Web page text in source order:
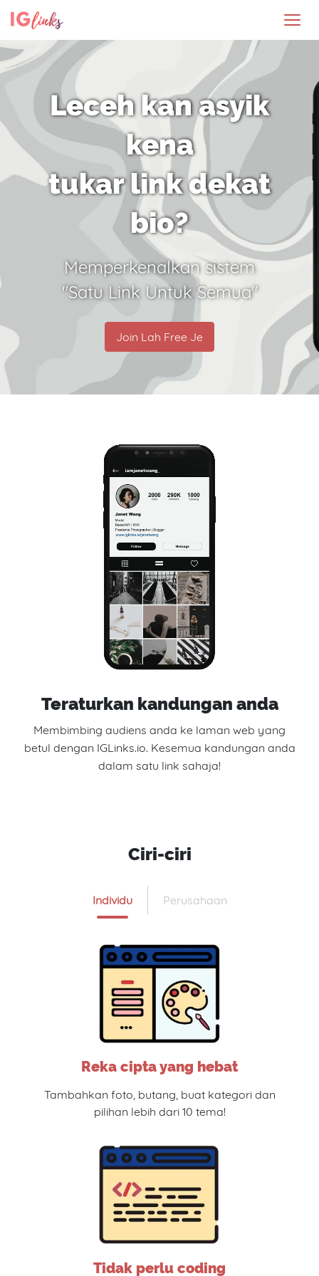
Leceh kan asyik
kena
tukar link dekat
bio?
Memperkenalkan sistem
"Satu Link Untuk Semua"
Join Lah Free Je
Teraturkan kandungan anda
Membimbing audiens anda ke laman web yang
betul dengan IGLinks.io. Kesemua kandungan anda
dalam satu link sahaja!
Ciri-ciri
Individu Perusahaan
Reka cipta yang hebat
Tambahkan foto, butang, buat kategori dan
pilihan lebih dari 10 tema!
Tidak perlu coding